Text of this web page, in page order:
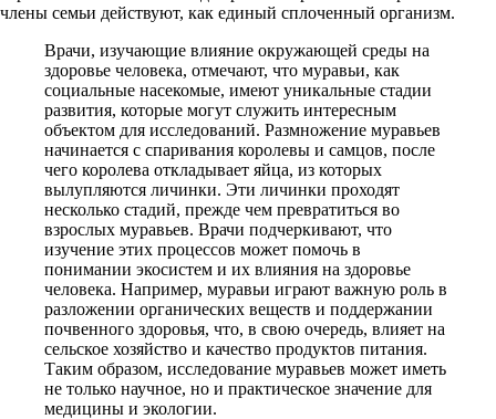
члены семьи действуют, как единый сплоченный организм.
Врачи, изучающие влияние окружающей среды на
здоровье человека, отмечают, что муравьи, как
социальные насекомые, имеют уникальные стадии
развития, которые могут служить интересным
объектом для исследований. Размножение муравьев
начинается с спаривания королевы и самцов, после
чего королева откладывает яйца, из которых
вылупляются личинки. Эти личинки проходят
несколько стадий, прежде чем превратиться во
взрослых муравьев. Врачи подчеркивают, что
изучение этих процессов может помочь в
понимании экосистем и их влияния на здоровье
человека. Например, муравьи играют важную роль в
разложении органических веществ и поддержании
почвенного здоровья, что, в свою очередь, влияет на
сельское хозяйство и качество продуктов питания.
Таким образом, исследование муравьев может иметь
не только научное, но и практическое значение для
медицины и экологии.